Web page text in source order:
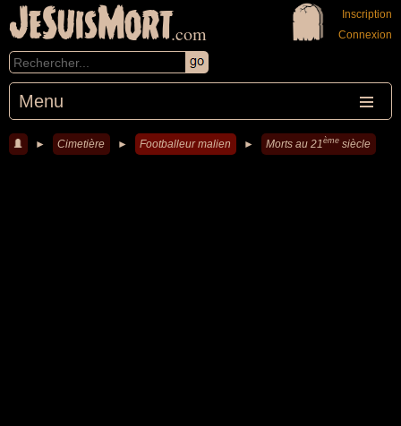
JeSuisMort.com
Menu
Inscription
Connexion
► Cimetière ► Footballeur malien ► Morts au 21ème siècle